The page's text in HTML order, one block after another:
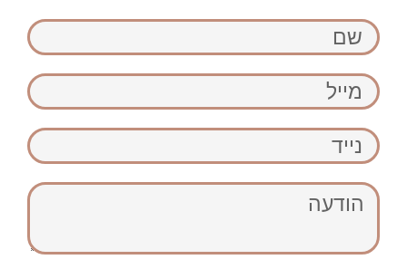
שם
מייל
נייד
הודעה